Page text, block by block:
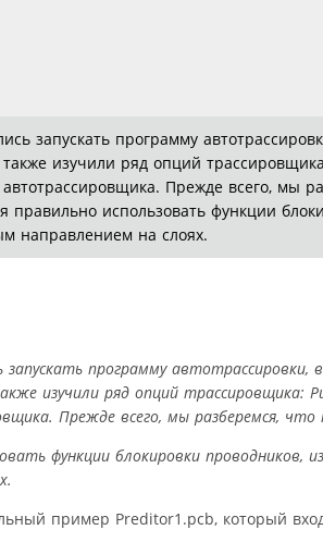
запускать программу
изучили ряд опций
Прежде всего, мы
использовать функции
направлением на слоях.
программу
изучили ряд опций трассировщика:
Прежде всего, мы разберемся,
функции блокировки
пример Preditor1.pcb, который